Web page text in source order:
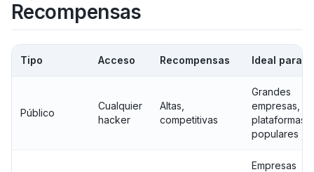
Recompensas
Tipo Acceso Recompensas Ideal para
Público
Cualquier
hacker
Altas,
competitivas
Grandes
empresas,
plataformas
populares
Empresas